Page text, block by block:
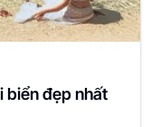
biển đẹp nhất